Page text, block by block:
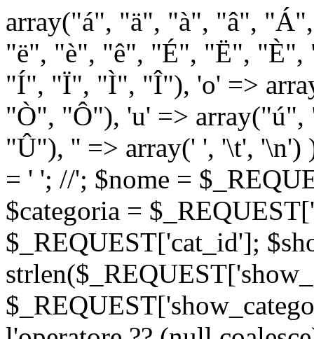
array("á", "ä", "à", "â",
"ë", "è", "ê", "É", "Ë",
"Í", "Ï", "Ì", "Î"), 'o' =>
"Ò", "Ô"), 'u' =>
"Û"), '' => array(' ', '\t',
= ' '; //'; $nome =
$categoria =
$_REQUEST['cat_id'];